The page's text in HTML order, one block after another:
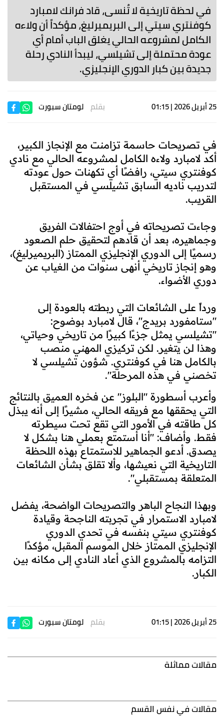
في لحظة تاريخية لا تُنسى، قاد فرانك لامبارد
كوفنتري سيتي إلى البريميرليغ، مؤكداً أن ولاءه
الكامل لمشروعه الحالي يغلق الباب أمام أي
عودة محتملة إلى تشيلسي، ليبدأ النادي رحلة
جديدة بين كبار الدوري الإنجليزي.
25 أبريل 2026 | 01:15 بقلم لومتان سبورت
في تصريحات حاسمة تزامنت مع الإنجاز الكبير،
أكد لامبارد ولاءه الكامل لمشروعه الحالي مع نادي
كوفنتري سيتي، رافضًا أي تكهنات حول عودته
لتدريب ناديه السابق تشيلسي في المستقبل
القريب.
وجاءت تصريحاته في أوج احتفالات الفريق
وجماهيره، بعد أن قادهم لتحقيق حلم الصعود
رسميًا إلى الدوري الإنجليزي الممتاز (البريميرليغ)،
وهو إنجاز تاريخي أنهى سنوات من الغياب عن
دوري الأضواء.
ورداً على الشائعات التي ربطته بالعودة إلى
"ستامفورد بريدج"، قال لامبارد بوضوح:
"تشيلسي يمثل جزءًا كبيرًا من تاريخي وحياتي،
وهذا لن يتغير. لكن تركيزي المهني منصب
بالكامل هنا في كوفنتري. شؤون تشيلسي لا
تخصني في هذه المرحلة".
وأعرب أسطورة "البلوز" عن فخره العميق بالنتائج
التي يحققها مع فريقه الحالي، مشيرًا إلى أنه يبذل
كل طاقته في الأمور التي تقع تحت سيطرته
فقط. وأضاف: "أنا أستمتع بعملي هنا بشكل لا
يصدق. أدعو الجماهير للاستمتاع بهذه اللحظة
التاريخية التي نعيشها، وألا تقلق بشأن الشائعات
المتعلقة بمستقبلي".
وبهذا النجاح الباهر والتصريحات الواضحة، يفضل
لامبارد الاستمرار في تجربته الناجحة وقيادة
كوفنتري سيتي بنفسه في تحدي الدوري
الإنجليزي الممتاز خلال الموسم المقبل، مؤكدًا
التزامه بالمشروع الذي أعاد النادي إلى مكانه بين
الكبار.
25 أبريل 2026 | 01:15 بقلم لومتان سبورت
مقالات مماثلة
مقالات في نفس القسم